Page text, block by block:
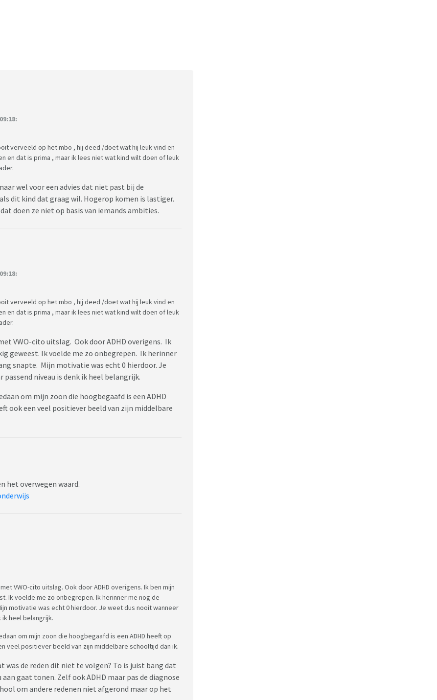
verveeld op het mbo , hij deed /doet wat hij leuk vind en
en dat is prima , maar ik lees niet wat kind wilt doen of leuk
wel voor een advies dat niet past bij de
dit kind dat graag wil. Hogerop komen is lastiger.
doen ze niet op basis van iemands ambities.
verveeld op het mbo , hij deed /doet wat hij leuk vind en
en dat is prima , maar ik lees niet wat kind wilt doen of leuk
VWO-cito uitslag. Ook door ADHD overigens. Ik
geweest. Ik voelde me zo onbegrepen. Ik herinner
snapte. Mijn motivatie was echt 0 hierdoor. Je
niveau is denk ik heel belangrijk.
om mijn zoon die hoogbegaafd is een ADHD
ook een veel positiever beeld van zijn middelbare
het overwegen waard.
VWO-cito uitslag. Ook door ADHD overigens. Ik ben mijn
Ik voelde me zo onbegrepen. Ik herinner me nog de
motivatie was echt 0 hierdoor. Je weet dus nooit wanneer
heel belangrijk.
om mijn zoon die hoogbegaafd is een ADHD heeft op
veel positiever beeld van zijn middelbare schooltijd dan ik.
was de reden dit niet te volgen? To is juist bang dat
gaat tonen. Zelf ook ADHD maar pas de diagnose
om andere redenen niet afgerond maar op het